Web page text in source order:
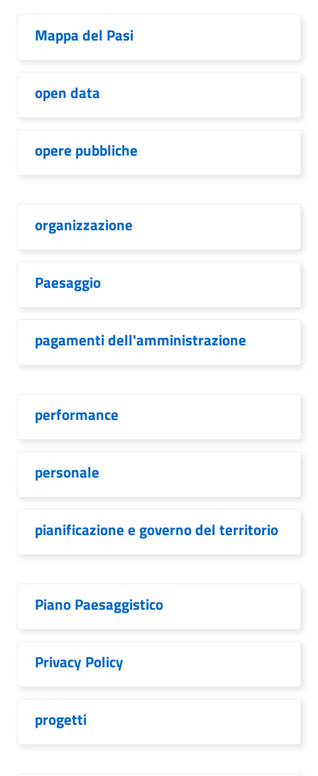
Mappa del Pasi
open data
opere pubbliche
organizzazione
Paesaggio
pagamenti dell'amministrazione
performance
personale
pianificazione e governo del territorio
Piano Paesaggistico
Privacy Policy
progetti